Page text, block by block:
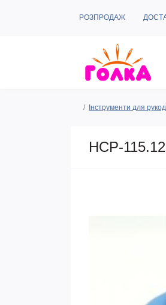
РОЗПРОДАЖ
Інструменти для
HCP-